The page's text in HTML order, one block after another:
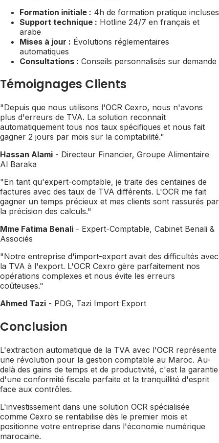
Formation initiale : 4h de formation pratique incluses
Support technique : Hotline 24/7 en français et
arabe
Mises à jour : Évolutions réglementaires
automatiques
Consultations : Conseils personnalisés sur demande
Témoignages Clients
"Depuis que nous utilisons l'OCR Cexro, nous n'avons
plus d'erreurs de TVA. La solution reconnaît
automatiquement tous nos taux spécifiques et nous fait
gagner 2 jours par mois sur la comptabilité."
Hassan Alami - Directeur Financier, Groupe Alimentaire
Al Baraka
"En tant qu'expert-comptable, je traite des centaines de
factures avec des taux de TVA différents. L'OCR me fait
gagner un temps précieux et mes clients sont rassurés par
la précision des calculs."
Mme Fatima Benali - Expert-Comptable, Cabinet Benali &
Associés
"Notre entreprise d'import-export avait des difficultés avec
la TVA à l'export. L'OCR Cexro gère parfaitement nos
opérations complexes et nous évite les erreurs
coûteuses."
Ahmed Tazi - PDG, Tazi Import Export
Conclusion
L'extraction automatique de la TVA avec l'OCR représente
une révolution pour la gestion comptable au Maroc. Au-
delà des gains de temps et de productivité, c'est la garantie
d'une conformité fiscale parfaite et la tranquillité d'esprit
face aux contrôles.
L'investissement dans une solution OCR spécialisée
comme Cexro se rentabilise dès le premier mois et
positionne votre entreprise dans l'économie numérique
marocaine.